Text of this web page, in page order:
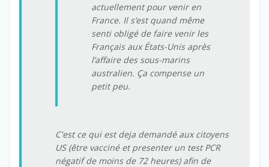
actuellement pour venir en
France. Il s’est quand même
senti obligé de faire venir les
Français aux États-Unis après
l’affaire des sous-marins
australien. Ça compense un
petit peu.
C'est ce qui est deja demandé aux citoyens
US (être vacciné et presenter un test PCR
négatif de moins de 72 heures) afin de